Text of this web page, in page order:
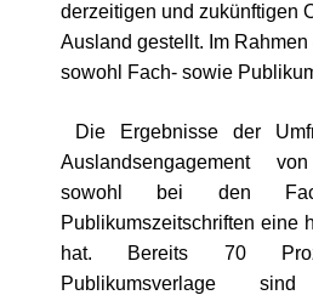
derzeitigen und zukünftigen
Ausland gestellt. Im
sowohl Fach- sowie
Die Ergebnisse der
Auslandsengagement
sowohl bei den
Publikumszeitschriften eine
hat. Bereits 70
Publikumsverlage